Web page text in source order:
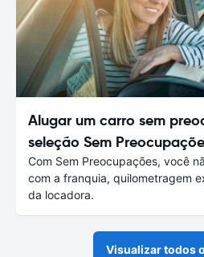
Alugar um carro sem
seleção Sem
Com Sem Preocupações, você
com a franquia, quilometragem
da locadora.
Visualizar todos